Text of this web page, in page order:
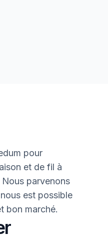
pour
et de fil à
parvenons
est possible
bon marché.